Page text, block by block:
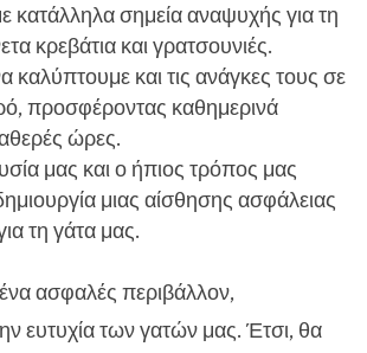
κατάλληλα σημεία αναψυχής για τη
κρεβάτια και γρατσουνιές.
καλύπτουμε και τις ανάγκες τους σε
προσφέροντας καθημερινά
ώρες.
μας και ο ήπιος τρόπος μας
μιας αίσθησης ασφάλειας
τη γάτα μας.
ασφαλές περιβάλλον,
ευτυχία των γατών μας. Έτσι, θα